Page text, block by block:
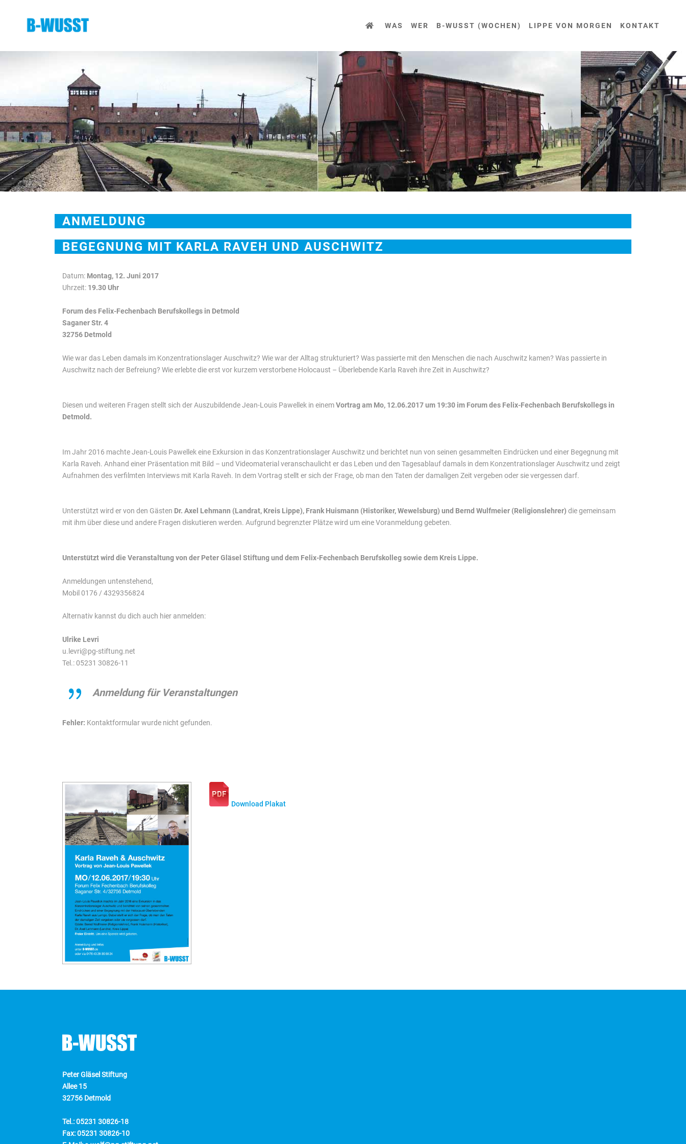
WAS WER B-WUSST (WOCHEN) LIPPE VON MORGEN KONTAKT
ANMELDUNG
BEGEGNUNG MIT KARLA RAVEH UND AUSCHWITZ
Datum: Montag, 12. Juni 2017
Uhrzeit: 19.30 Uhr
Forum des Felix-Fechenbach Berufskollegs in Detmold
Saganer Str. 4
32756 Detmold
Wie war das Leben damals im Konzentrationslager Auschwitz? Wie war der Alltag strukturiert? Was passierte mit den Menschen die nach Auschwitz kamen? Was passierte in
Auschwitz nach der Befreiung? Wie erlebte die erst vor kurzem verstorbene Holocaust – Überlebende Karla Raveh ihre Zeit in Auschwitz?
Diesen und weiteren Fragen stellt sich der Auszubildende Jean-Louis Pawellek in einemVortrag am Mo, 12.06.2017 um 19:30 im Forum des Felix-Fechenbach Berufskollegs in
Detmold.
Im Jahr 2016 machte Jean-Louis Pawellek eine Exkursion in das Konzentrationslager Auschwitz und berichtet nun von seinen gesammelten Eindrücken und einer Begegnung mit
Karla Raveh. Anhand einer Präsentation mit Bild – und Videomaterial veranschaulicht er das Leben und den Tagesablauf damals in dem Konzentrationslager Auschwitz und zeigt
Aufnahmen des verfilmten Interviews mit Karla Raveh. In dem Vortrag stellt er sich der Frage, ob man den Taten der damaligen Zeit vergeben oder sie vergessen darf.
Unterstützt wird er von den Gästen Dr. Axel Lehmann (Landrat, Kreis Lippe), Frank Huismann (Historiker, Wewelsburg) und Bernd Wulfmeier (Religionslehrer) die gemeinsam
mit ihm über diese und andere Fragen diskutieren werden. Aufgrund begrenzter Plätze wird um eine Voranmeldung gebeten.
Unterstützt wird die Veranstaltung von der Peter Gläsel Stiftung und dem Felix-Fechenbach Berufskolleg sowie dem Kreis Lippe.
Anmeldungen untenstehend,
Mobil 0176 / 4329356824
Alternativ kannst du dich auch hier anmelden:
Ulrike Levri
u.levri@pg-stiftung.net
Tel.: 05231 30826-11
Anmeldung für Veranstaltungen
Fehler: Kontaktformular wurde nicht gefunden.
Download Plakat
Peter Gläsel Stiftung
Allee 15
32756 Detmold
Tel.: 05231 30826-18
Fax: 05231 30826-10